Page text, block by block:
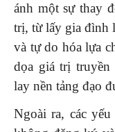
ánh một sự thay
trị, từ lấy gia đình
và tự do hóa lựa
dọa giá trị
lay nền tảng đạo
Ngoài ra, các